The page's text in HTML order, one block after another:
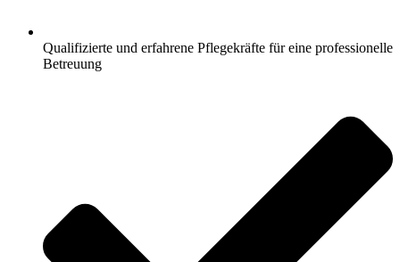
Qualifizierte und erfahrene Pflegekräfte für eine professionelle
Betreuung